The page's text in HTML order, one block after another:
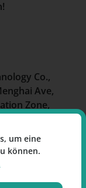
Co.,
Ave,
Zone,
Barentsstr.
um eine
können.